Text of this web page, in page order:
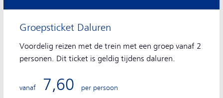
Groepsticket Daluren
Voordelig reizen met de trein met een groep vanaf 2
personen. Dit ticket is geldig tijdens daluren.
vanaf 7,60 per persoon